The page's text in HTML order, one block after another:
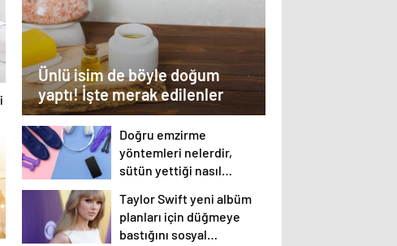
Ünlü isim de böyle doğum
yaptı! İşte merak edilenler
Doğru emzirme
yöntemleri nelerdir,
sütün yettiği nasıl
Taylor Swift yeni albüm
planları için düğmeye
bastığını sosyal